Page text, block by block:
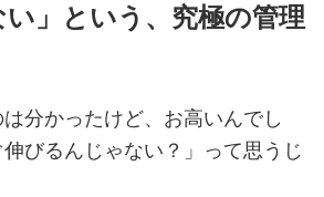
い」という、究極の管理
は分かったけど、お高いんでし
びるんじゃない？」って思うじ